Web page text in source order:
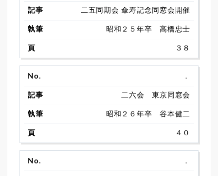
二五同期会 傘寿記念同窓会開催
昭和２５年卒 高橋忠士
３８
．
二六会 東京同窓会
昭和２６年卒 谷本健二
４０
．